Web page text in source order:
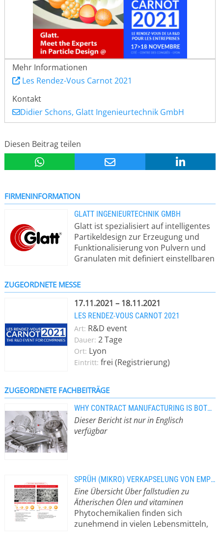
Mehr Informationen
Les Rendez-Vous Carnot 2021
Kontakt
Didier Schons, Glatt Ingenieurtechnik GmbH
Diesen Beitrag teilen
FIRMENINFORMATION
GLATT INGENIEURTECHNIK GMBH
Glatt ist spezialisiert auf intelligentes
Partikeldesign zur Erzeugung und
Funktionalisierung von Pulvern und
Granulaten mit definiert einstellbaren
Partikel und Pulver für Pigmente,
katalytische, keramische oder
Batteriewerkstoffe sowie Granulate
und Pellets als Zusatzstoffe für z. B.
industrielle Salze, Wasch- und
Reinigungsmittel, Düngemittel,
Pestizide, Nahrungs-,
Nahrungsergänzungs- und
Arzneimittel. Eine Verkapselung von
Mikroorganismen, Probiotika oder
Fettsäuren (PUFA) ist dabei ebenso
möglich wie die von ätherischen Ölen
und anderen aktiven, sensiblen
Substanzen, die es zu schützen gilt.
Prozessschritt im pulsierenden
Heißgasstrom zu erzeugen, zu
beschichten und anschließend zu
kalzinieren. Als Pionier für
Wirbelschicht- und Strahlschicht-
Technologien beherrscht Glatt diese
ZUGEORDNETE MESSE
17.11.2021 – 18.11.2021
LES RENDEZ-VOUS CARNOT 2021
Art: R&D event
Dauer: 2 Tage
Ort: Lyon
Eintritt: frei (Registrierung)
ZUGEORDNETE FACHBEITRÄGE
WHY CONTRACT MANUFACTURING IS BOTH CRITICAL AND CRUCIAL
Dieser Bericht ist nur in Englisch
verfügbar
SPRÜH (MIKRO) VERKAPSELUNG VON EMPFINDLICHEN SUBSTANZEN IN MATRIXFORM
Eine Übersicht Über fallstudien zu
Ätherischen Ölen und vitaminen
Phytochemikalien finden sich
zunehmend in vielen Lebensmitteln,